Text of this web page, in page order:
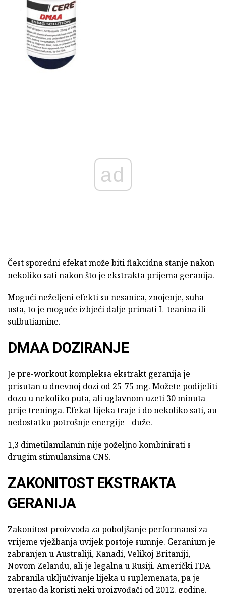
ad
Čest sporedni efekat može biti flakcidna stanje nakon
nekoliko sati nakon što je ekstrakta prijema geranija.
Mogući neželjeni efekti su nesanica, znojenje, suha
usta, to je moguće izbjeći dalje primati L-teanina ili
sulbutiamine.
DMAA DOZIRANJE
Je pre-workout kompleksa ekstrakt geranija je
prisutan u dnevnoj dozi od 25-75 mg. Možete podijeliti
dozu u nekoliko puta, ali uglavnom uzeti 30 minuta
prije treninga. Efekat lijeka traje i do nekoliko sati, au
nedostatku potrošnje energije - duže.
1,3 dimetilamilamin nije poželjno kombinirati s
drugim stimulansima CNS.
ZAKONITOST EKSTRAKTA
GERANIJA
Zakonitost proizvoda za poboljšanje performansi za
vrijeme vježbanja uvijek postoje sumnje. Geranium je
zabranjen u Australiji, Kanadi, Velikoj Britaniji,
Novom Zelandu, ali je legalna u Rusiji. Američki FDA
zabranila uključivanje lijeka u suplemenata, pa je
prestao da koristi neki proizvođači od 2012. godine.